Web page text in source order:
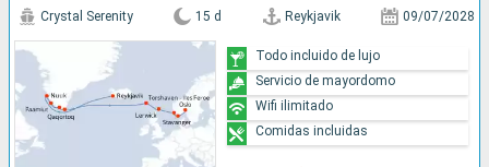
Crystal Serenity 15 d Reykjavik 09/07/2028
Todo incluido de lujo
Servicio de mayordomo
Wifi ilimitado
Comidas incluidas